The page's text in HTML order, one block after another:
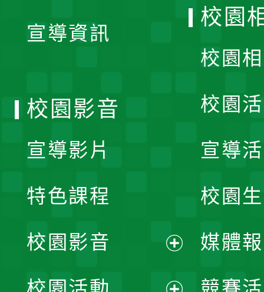
宣導資訊
校園
校園
校園
宣導
校園
媒體
校園影音
宣導影片
特色課程
校園影音